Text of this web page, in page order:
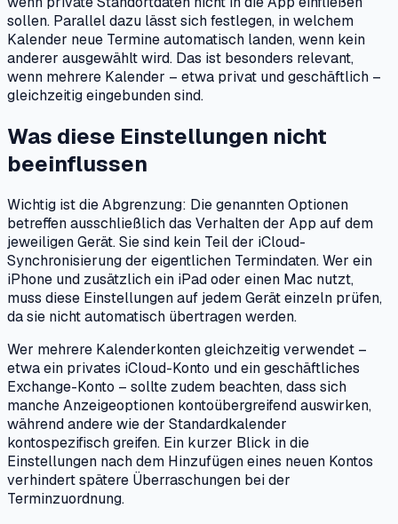
sollen. Parallel dazu lässt sich festlegen, in welchem
Kalender neue Termine automatisch landen, wenn kein
anderer ausgewählt wird. Das ist besonders relevant,
wenn mehrere Kalender – etwa privat und geschäftlich –
gleichzeitig eingebunden sind.
Was diese Einstellungen nicht
beeinflussen
Wichtig ist die Abgrenzung: Die genannten Optionen
betreffen ausschließlich das Verhalten der App auf dem
jeweiligen Gerät. Sie sind kein Teil der iCloud-
Synchronisierung der eigentlichen Termindaten. Wer ein
iPhone und zusätzlich ein iPad oder einen Mac nutzt,
muss diese Einstellungen auf jedem Gerät einzeln prüfen,
da sie nicht automatisch übertragen werden.
Wer mehrere Kalenderkonten gleichzeitig verwendet –
etwa ein privates iCloud-Konto und ein geschäftliches
Exchange-Konto – sollte zudem beachten, dass sich
manche Anzeigeoptionen kontoübergreifend auswirken,
während andere wie der Standardkalender
kontospezifisch greifen. Ein kurzer Blick in die
Einstellungen nach dem Hinzufügen eines neuen Kontos
verhindert spätere Überraschungen bei der
Terminzuordnung.